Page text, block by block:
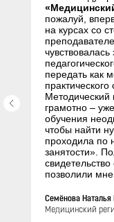
пожалуй,
на курсах со
передать как
практического
Методический
грамотно –
обучения
чтобы найти
проходила по
занятости».
позволили
Семёнова
Медицинский